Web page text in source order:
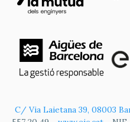
C/ Via Laietana 39, 08003